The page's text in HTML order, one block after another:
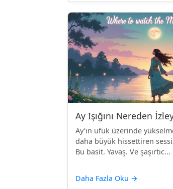
Ay Işığını Nereden
Ay'ın ufuk üzerinde
daha büyük hissettiren
Bu basit. Yavaş. Ve şaşırtıc...
Daha Fazla Oku →